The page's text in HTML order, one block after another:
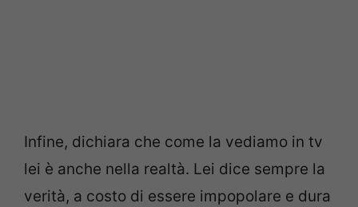
Infine, dichiara che come la vediamo in tv
lei è anche nella realtà. Lei dice sempre la
verità, a costo di essere impopolare e dura